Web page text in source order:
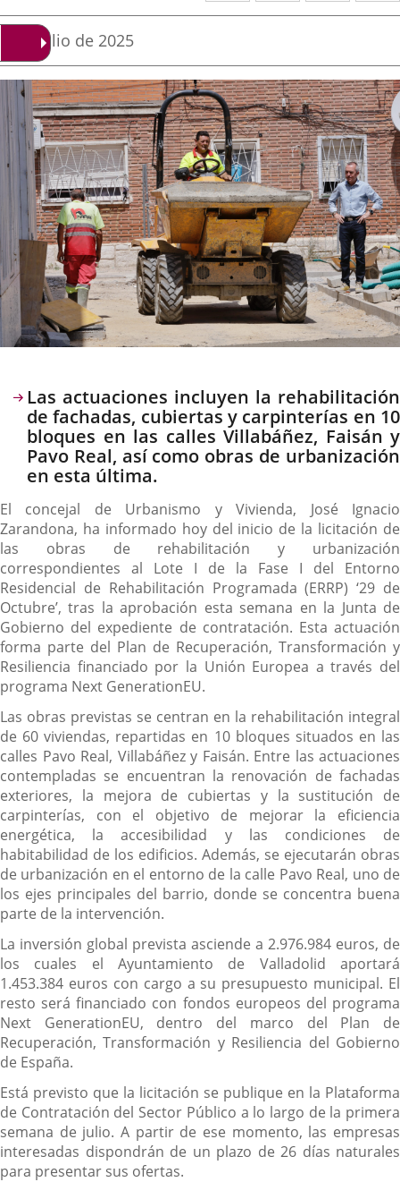
aplicación
externa.
aplicación
externa.
Fecha
la
noticia
3 de julio de 2025
Descripción
Las actuaciones incluyen la rehabilitación
de fachadas, cubiertas y carpinterías en 10
bloques en las calles Villabáñez, Faisán y
Pavo Real, así como obras de urbanización
en esta última.
El concejal de Urbanismo y Vivienda, José Ignacio
Zarandona, ha informado hoy del inicio de la licitación de
las obras de rehabilitación y urbanización
correspondientes al Lote I de la Fase I del Entorno
Residencial de Rehabilitación Programada (ERRP) ‘29 de
Octubre’, tras la aprobación esta semana en la Junta de
Gobierno del expediente de contratación. Esta actuación
forma parte del Plan de Recuperación, Transformación y
Resiliencia financiado por la Unión Europea a través del
programa Next GenerationEU.
Las obras previstas se centran en la rehabilitación integral
de 60 viviendas, repartidas en 10 bloques situados en las
calles Pavo Real, Villabáñez y Faisán. Entre las actuaciones
contempladas se encuentran la renovación de fachadas
exteriores, la mejora de cubiertas y la sustitución de
carpinterías, con el objetivo de mejorar la eficiencia
energética, la accesibilidad y las condiciones de
habitabilidad de los edificios. Además, se ejecutarán obras
de urbanización en el entorno de la calle Pavo Real, uno de
los ejes principales del barrio, donde se concentra buena
parte de la intervención.
La inversión global prevista asciende a 2.976.984 euros, de
los cuales el Ayuntamiento de Valladolid aportará
1.453.384 euros con cargo a su presupuesto municipal. El
resto será financiado con fondos europeos del programa
Next GenerationEU, dentro del marco del Plan de
Recuperación, Transformación y Resiliencia del Gobierno
de España.
Está previsto que la licitación se publique en la Plataforma
de Contratación del Sector Público a lo largo de la primera
semana de julio. A partir de ese momento, las empresas
interesadas dispondrán de un plazo de 26 días naturales
para presentar sus ofertas.